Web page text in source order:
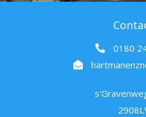
0180